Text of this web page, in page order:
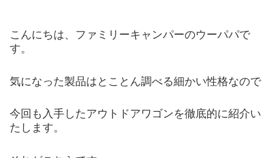
こんにちは、ファミリーキャンパーのウーパパで
す。
気になった製品はとことん調べる細かい性格なので
今回も入手したアウトドアワゴンを徹底的に紹介い
たします。